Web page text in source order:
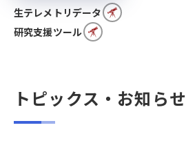
生テレメトリデータ
研究支援ツール
トピックス・お知らせ